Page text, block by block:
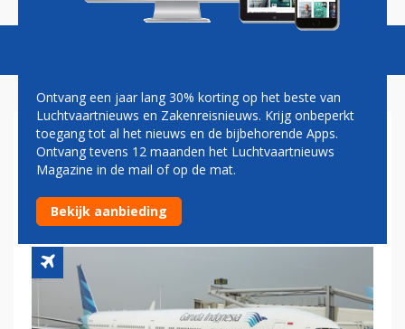
GARUDA: GEEN GEDWONGEN
ANNULERINGEN VANAF
SCHIPHOL IN JULI
Ontvang een jaar lang 30% korting op het beste van
Luchtvaartnieuws en Zakenreisnieuws. Krijg onbeperkt
toegang tot al het nieuws en de bijbehorende Apps.
Ontvang tevens 12 maanden het Luchtvaartnieuws
Magazine in de mail of op de mat.
Bekijk aanbieding